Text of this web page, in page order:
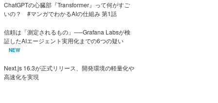
ChatGPTの心臓部『Transformer』って何がすご
いの？ #マンガでわかるAIの仕組み 第1話
信頼は「測定されるもの」──Grafana Labsが検
証したAIエージェント実用化までの6つの疑い
NEW
Next.js 16.3が正式リリース、開発環境の軽量化や
高速化を実現